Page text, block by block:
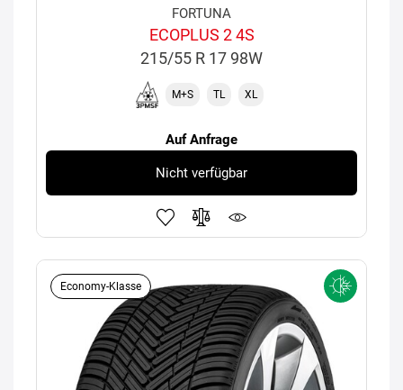
FORTUNA
ECOPLUS 2 4S
215/55 R 17 98W
M+S TL XL
Auf Anfrage
Nicht verfügbar
Economy-Klasse